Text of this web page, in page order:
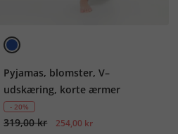
Pyjamas, blomster, V–
udskæring, korte ærmer
- 20%
319,00 kr 254,00 kr